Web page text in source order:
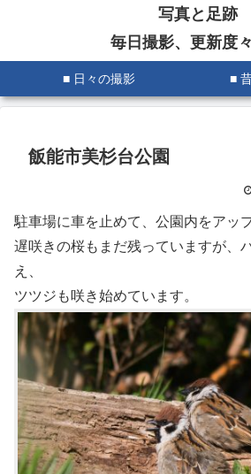
写真と足跡
毎日撮影、更新度
■ 日々の撮影 ■
飯能市美杉台公園
駐車場に車を止めて、公園内をアッ
遅咲きの桜もまだ残っていますが、
え、
ツツジも咲き始めています。